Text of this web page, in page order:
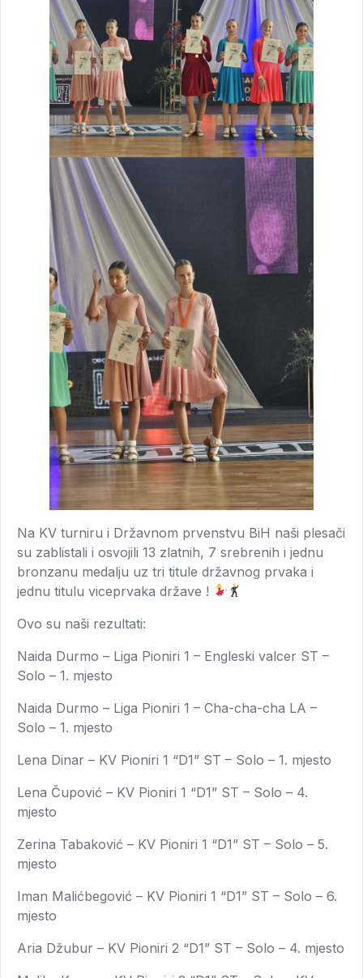
Na KV turniru i Državnom prvenstvu BiH naši plesači
su zablistali i osvojili 13 zlatnih, 7 srebrenih i jednu
bronzanu medalju uz tri titule državnog prvaka i
jednu titulu viceprvaka države !
Ovo su naši rezultati:
Naida Durmo – Liga Pioniri 1 – Engleski valcer ST –
Solo – 1. mjesto
Naida Durmo – Liga Pioniri 1 – Cha-cha-cha LA –
Solo – 1. mjesto
Lena Dinar – KV Pioniri 1 “D1” ST – Solo – 1. mjesto
Lena Čupović – KV Pioniri 1 “D1” ST – Solo – 4.
mjesto
Zerina Tabaković – KV Pioniri 1 “D1” ST – Solo – 5.
mjesto
Iman Malićbegović – KV Pioniri 1 “D1” ST – Solo – 6.
mjesto
Aria Džubur – KV Pioniri 2 “D1” ST – Solo – 4. mjesto